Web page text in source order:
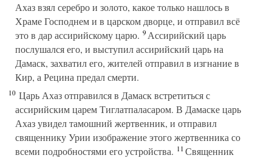
Ахаз взял серебро и золото, какое только нашлось в
Храме Господнем и в царском дворце, и отправил всё
это в дар ассирийскому царю. 9Ассирийский царь
послушался его, и выступил ассирийский царь на
Дамаск, захватил его, жителей отправил в изгнание в
Кир, а Рецина предал смерти.
10 Царь Ахаз отправился в Дамаск встретиться с
ассирийским царем Тиглатпаласаром. В Дамаске царь
Ахаз увидел тамошний жертвенник, и отправил
священнику Урии изображение этого жертвенника со
всеми подробностями его устройства. 11Священник